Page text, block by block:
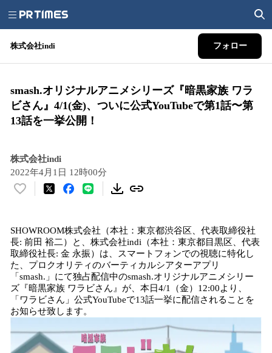
株式会社indi フォロー
smash.オリジナルアニメシリーズ『暗黒家族 ワラ
ビさん』4/1(金)、ついに公式YouTubeで第1話〜第
13話を一挙公開！
株式会社indi
2022年4月1日 12時00分
い
！
数
を
読
み
込
み
で
す
SHOWROOM株式会社（本社：東京都渋谷区、代表取締役社
長: 前田 裕二）と、株式会社indi（本社：東京都目黒区、代表
取締役社長: 金 永振）は、スマートフォンでの視聴に特化し
た、プロクオリティのバーティカルシアターアプリ
「smash.」にて独占配信中のsmash.オリジナルアニメシリー
ズ『暗黒家族 ワラビさん』が、本日4/1（金）12:00より、
「ワラビさん」公式YouTubeで13話一挙に配信されることを
お知らせ致します。